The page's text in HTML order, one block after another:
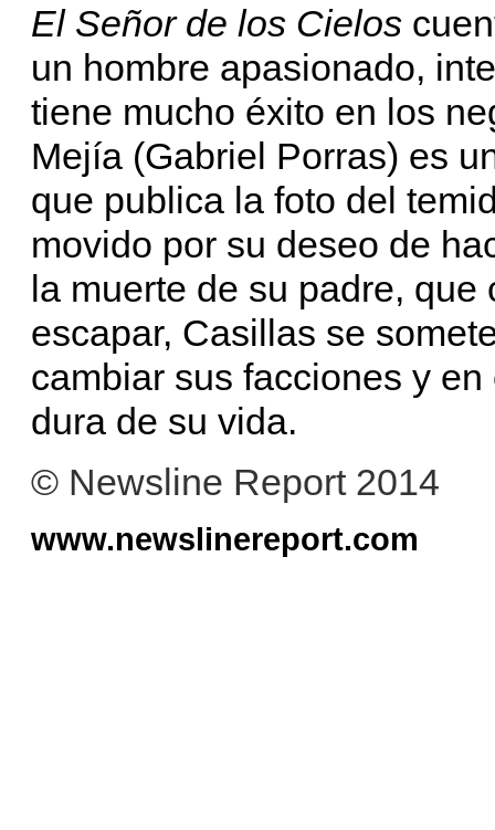
El Señor de los Cielos
un hombre apasionado,
tiene mucho éxito en los
Mejía (Gabriel Porras) es
que publica la foto del
movido por su deseo de
la muerte de su padre,
escapar, Casillas se
cambiar sus facciones y
dura de su vida.
© Newsline Report 2014
www.newslinereport.com